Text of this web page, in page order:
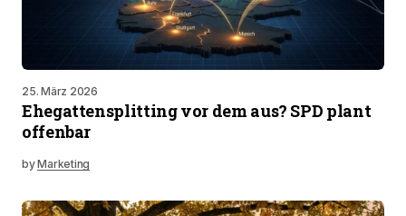
25. März 2026
Ehegattensplitting vor dem aus? SPD plant
offenbar
byMarketing